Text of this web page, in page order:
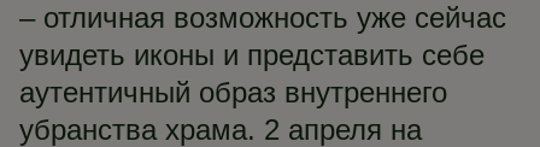
– отличная возможность уже сейчас
увидеть иконы и представить себе
аутентичный образ внутреннего
убранства храма. 2 апреля на